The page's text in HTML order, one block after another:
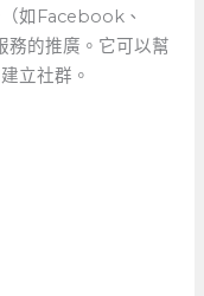
如Facebook、
的推廣。它可以幫
立社群。